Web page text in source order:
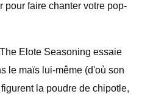
faire chanter votre pop-
Elote Seasoning essaie
le maïs lui-même (d'où son
la poudre de chipotle,